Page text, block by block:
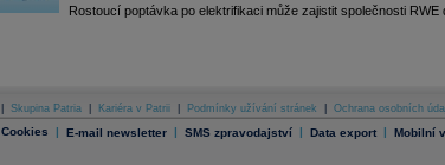
Rostoucí poptávka po elektrifikaci může zajistit společnosti RWE
Skupina Patria Kariéra v Patrii Podmínky užívání stránek Ochrana osobních
Cookies | E-mail newsletter | SMS zpravodajství | Data export | Mobilní